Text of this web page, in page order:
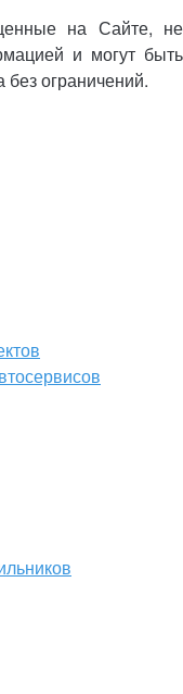
на Сайте, не
и могут быть
ограничений.